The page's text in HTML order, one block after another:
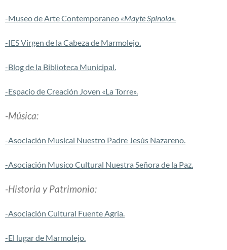
-Museo de Arte Contemporaneo «Mayte Spinola».
-IES Virgen de la Cabeza de Marmolejo.
-Blog de la Biblioteca Municipal.
-Espacio de Creación Joven «La Torre».
-Música:
-Asociación Musical Nuestro Padre Jesús Nazareno.
-Asociación Musico Cultural Nuestra Señora de la Paz.
-Historia y Patrimonio:
-Asociación Cultural Fuente Agria.
-El lugar de Marmolejo.